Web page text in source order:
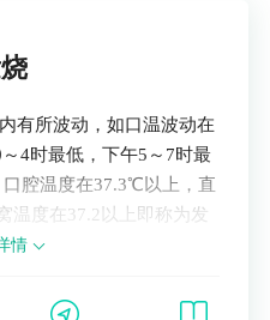
有所波动，如口温波动在
4时最低，下午5～7时最
腔温度在37.3℃以上，直
温度在37.2以上即称为发
情